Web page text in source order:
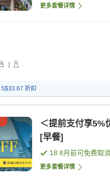
更多套餐详情
|
S$33.67 折扣
＜提前支付享5%
[早餐]
18 8月前可免费取消
更多套餐详情